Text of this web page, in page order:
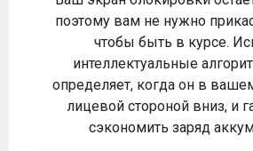
поэтому вам не нужно
чтобы быть в курсе.
интеллектуальные
определяет, когда он в
лицевой стороной вниз, и
сэкономить заряд